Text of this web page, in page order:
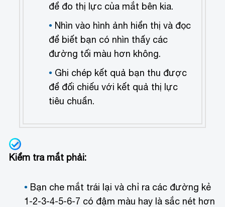
để đo thị lực của mắt bên kia.
Nhìn vào hình ảnh hiển thị và đọc
để biết bạn có nhìn thấy các
đường tối màu hơn không.
Ghi chép kết quả bạn thu được
để đối chiếu với kết quả thị lực
tiêu chuẩn.
Kiểm tra mắt phải:
Bạn che mắt trái lại và chỉ ra các đường kẻ
1-2-3-4-5-6-7 có đậm màu hay là sắc nét hơn